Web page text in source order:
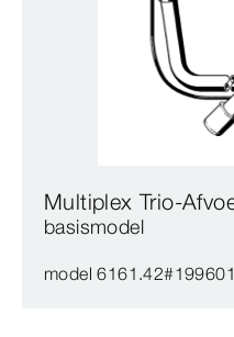
Multiplex Trio-
basismodel
model